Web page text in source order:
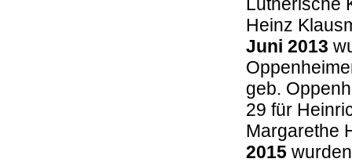
Heinz
Juni 2013
geb.
29 für
Margarethe
2015